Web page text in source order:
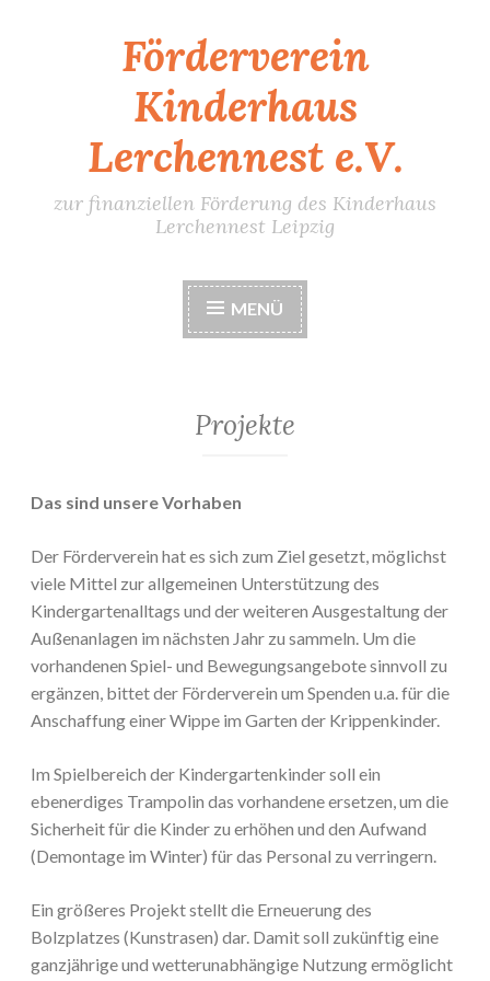
Förderverein
Kinderhaus
Lerchennest e.V.
zur finanziellen Förderung des Kinderhaus
Lerchennest Leipzig
MENÜ
Projekte
Das sind unsere Vorhaben
Der Förderverein hat es sich zum Ziel gesetzt, möglichst
viele Mittel zur allgemeinen Unterstützung des
Kindergartenalltags und der weiteren Ausgestaltung der
Außenanlagen im nächsten Jahr zu sammeln. Um die
vorhandenen Spiel- und Bewegungsangebote sinnvoll zu
ergänzen, bittet der Förderverein um Spenden u.a. für die
Anschaffung einer Wippe im Garten der Krippenkinder.
Im Spielbereich der Kindergartenkinder soll ein
ebenerdiges Trampolin das vorhandene ersetzen, um die
Sicherheit für die Kinder zu erhöhen und den Aufwand
(Demontage im Winter) für das Personal zu verringern.
Ein größeres Projekt stellt die Erneuerung des
Bolzplatzes (Kunstrasen) dar. Damit soll zukünftig eine
ganzjährige und wetterunabhängige Nutzung ermöglicht